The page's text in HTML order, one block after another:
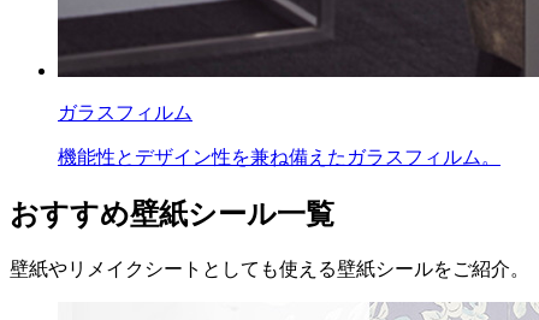
ガラスフィルム
機能性とデザイン性を兼ね備えたガラスフィルム。
おすすめ壁紙シール一覧
壁紙やリメイクシートとしても使える壁紙シールをご紹介。